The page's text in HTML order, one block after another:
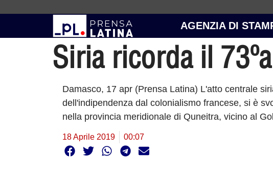
AGENZIA DI
Siria ricorda il
Damasco, 17 apr (Prensa Latina) L'atto centrale
dell'indipendenza dal colonialismo francese, si è
nella provincia meridionale di Quneitra, vicino al
18 Aprile 2019 00:07